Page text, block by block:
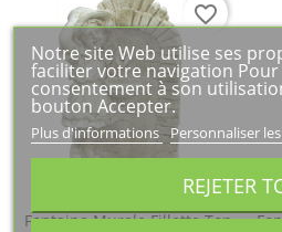
Fontaine Murale Fillette Ton
favorite_border
Notre site Web utilise ses
faciliter votre navigation
consentement à son
bouton Accepter.
Plus d'informations Personnaliser
REJETER